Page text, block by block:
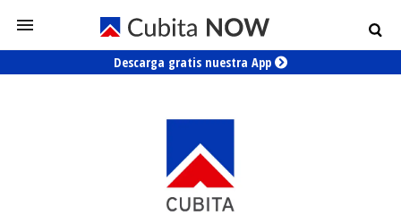
Descarga gratis nuestra App